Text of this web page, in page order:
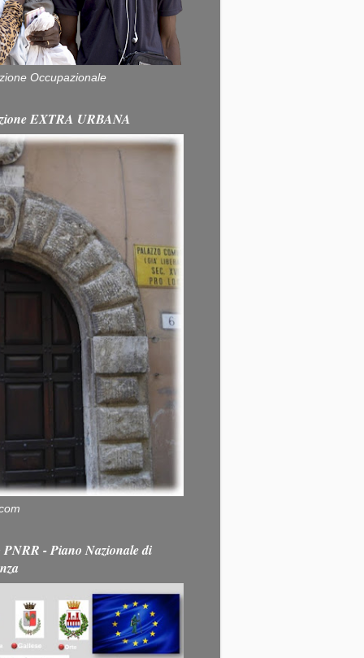
Occupazionale
EXTRA URBANA
- Piano Nazionale di